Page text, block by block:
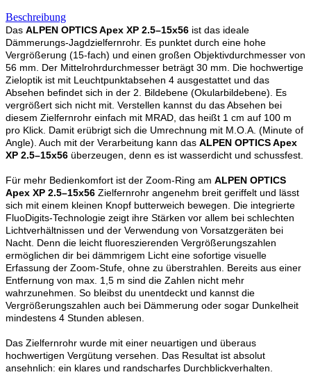
Beschreibung
Das ALPEN OPTICS Apex XP 2.5–15x56 ist das ideale
Dämmerungs-Jagdzielfernrohr. Es punktet durch eine hohe
Vergrößerung (15-fach) und einen großen Objektivdurchmesser von
56 mm. Der Mittelrohrdurchmesser beträgt 30 mm. Die hochwertige
Zieloptik ist mit Leuchtpunktabsehen 4 ausgestattet und das
Absehen befindet sich in der 2. Bildebene (Okularbildebene). Es
vergrößert sich nicht mit. Verstellen kannst du das Absehen bei
diesem Zielfernrohr einfach mit MRAD, das heißt 1 cm auf 100 m
pro Klick. Damit erübrigt sich die Umrechnung mit M.O.A. (Minute of
Angle). Auch mit der Verarbeitung kann das ALPEN OPTICS Apex
XP 2.5–15x56 überzeugen, denn es ist wasserdicht und schussfest.
Für mehr Bedienkomfort ist der Zoom-Ring am ALPEN OPTICS
Apex XP 2.5–15x56 Zielfernrohr angenehm breit geriffelt und lässt
sich mit einem kleinen Knopf butterweich bewegen. Die integrierte
FluoDigits-Technologie zeigt ihre Stärken vor allem bei schlechten
Lichtverhältnissen und der Verwendung von Vorsatzgeräten bei
Nacht. Denn die leicht fluoreszierenden Vergrößerungszahlen
ermöglichen dir bei dämmrigem Licht eine sofortige visuelle
Erfassung der Zoom-Stufe, ohne zu überstrahlen. Bereits aus einer
Entfernung von max. 1,5 m sind die Zahlen nicht mehr
wahrzunehmen. So bleibst du unentdeckt und kannst die
Vergrößerungszahlen auch bei Dämmerung oder sogar Dunkelheit
mindestens 4 Stunden ablesen.
Das Zielfernrohr wurde mit einer neuartigen und überaus
hochwertigen Vergütung versehen. Das Resultat ist absolut
ansehnlich: ein klares und randscharfes Durchblickverhalten.